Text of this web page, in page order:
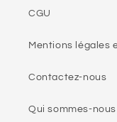
CGU
Mentions légales
Contactez-nous
Qui sommes-nous